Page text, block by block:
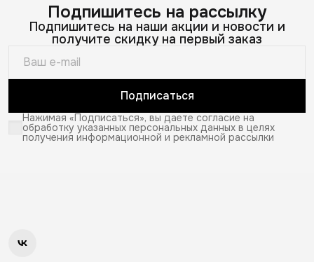
Подпишитесь на рассылку
Подпишитесь на наши акции и новости и
получите скидку на первый заказ
Подписаться
Нажимая «Подписаться», вы даете согласие на
обработку указанных персональных данных в целях
получения информационной и рекламной рассылки